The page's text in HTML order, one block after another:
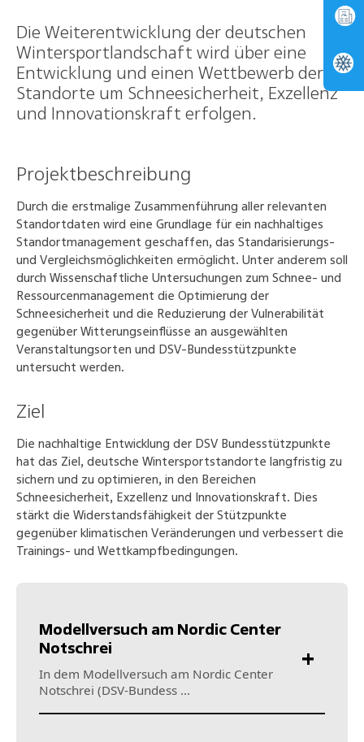
Die Weiterentwicklung der deutschen
Wintersportlandschaft wird über eine
Entwicklung und einen Wettbewerb der
Standorte um Schneesicherheit, Exzellenz
und Innovationskraft erfolgen.
Projektbeschreibung
Durch die erstmalige Zusammenführung aller relevanten
Standortdaten wird eine Grundlage für ein nachhaltiges
Standortmanagement geschaffen, das Standarisierungs-
und Vergleichsmöglichkeiten ermöglicht. Unter anderem soll
durch Wissenschaftliche Untersuchungen zum Schnee- und
Ressourcenmanagement die Optimierung der
Schneesicherheit und die Reduzierung der Vulnerabilität
gegenüber Witterungseinflüsse an ausgewählten
Veranstaltungsorten und DSV-Bundesstützpunkte
untersucht werden.
Ziel
Die nachhaltige Entwicklung der DSV Bundesstützpunkte
hat das Ziel, deutsche Wintersportstandorte langfristig zu
sichern und zu optimieren, in den Bereichen
Schneesicherheit, Exzellenz und Innovationskraft. Dies
stärkt die Widerstandsfähigkeit der Stützpunkte
gegenüber klimatischen Veränderungen und verbessert die
Trainings- und Wettkampfbedingungen.
Modellversuch am Nordic Center
Notschrei